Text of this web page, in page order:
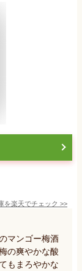
を楽天でチェック >>
マンゴー梅酒
の爽やかな酸
もまろやかな